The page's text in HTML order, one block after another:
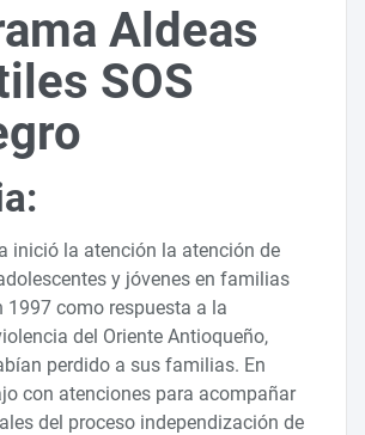
Aldeas
SOS
inició la atención la atención de
y jóvenes en familias
1997 como respuesta a la
del Oriente Antioqueño,
perdido a sus familias. En
con atenciones para acompañar
del proceso independización de